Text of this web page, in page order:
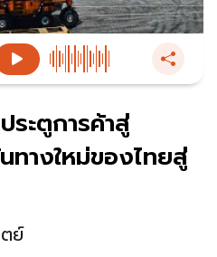
ระตูการค้าสู่
ทางใหม่ของไทยสู่
ย์